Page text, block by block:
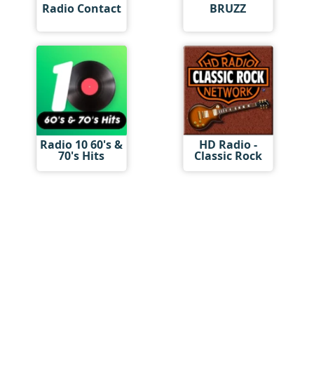
Radio Contact BRUZZ
Radio 10 60's &
70's Hits
HD Radio -
Classic Rock